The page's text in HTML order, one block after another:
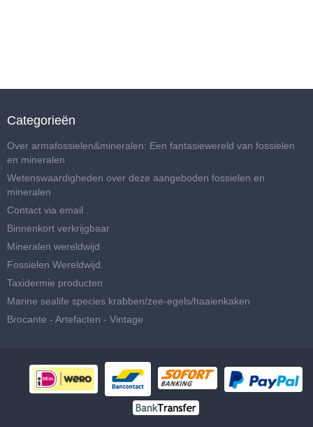
Categorieën
Over armafossielen&mineralen: Een fantasiewereld van fossielen
en mineralen
Wetenswaardigheden over deze aangeboden fossielen en
mineralen
Contact via email .
Binnenkort verkrijgbaar
Mineralen wereldwijd
Fossielen Wereldwijd.
Taxidermie producten
Marine sealife species krabben/zee-egels/haaienkaken
Brocante - Artefacten - Vintage